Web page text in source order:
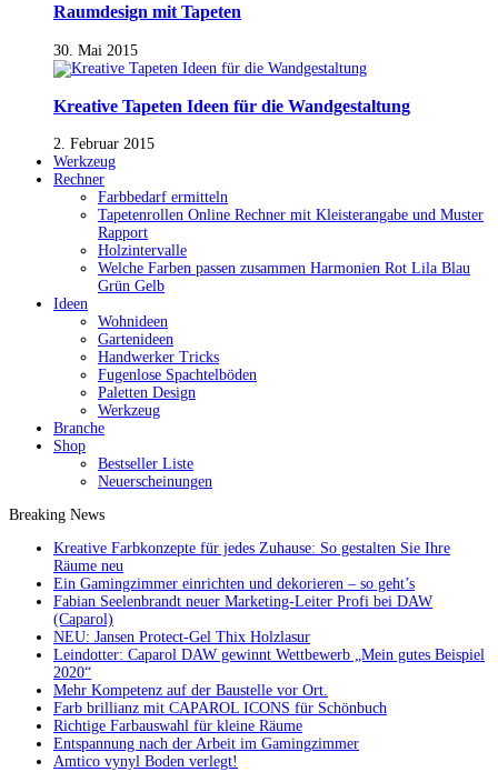
Raumdesign mit Tapeten
30. Mai 2015
Kreative Tapeten Ideen für die Wandgestaltung
2. Februar 2015
Werkzeug
Rechner
Farbbedarf ermitteln
Tapetenrollen Online Rechner mit Kleisterangabe und Muster
Rapport
Holzintervalle
Welche Farben passen zusammen Harmonien Rot Lila Blau
Grün Gelb
Ideen
Wohnideen
Gartenideen
Handwerker Tricks
Fugenlose Spachtelböden
Paletten Design
Werkzeug
Branche
Shop
Bestseller Liste
Neuerscheinungen
Breaking News
Kreative Farbkonzepte für jedes Zuhause: So gestalten Sie Ihre
Räume neu
Ein Gamingzimmer einrichten und dekorieren – so geht’s
Fabian Seelenbrandt neuer Marketing-Leiter Profi bei DAW
(Caparol)
NEU: Jansen Protect-Gel Thix Holzlasur
Leindotter: Caparol DAW gewinnt Wettbewerb „Mein gutes Beispiel
2020“
Mehr Kompetenz auf der Baustelle vor Ort.
Farb brillianz mit CAPAROL ICONS für Schönbuch
Richtige Farbauswahl für kleine Räume
Entspannung nach der Arbeit im Gamingzimmer
Amtico vynyl Boden verlegt!